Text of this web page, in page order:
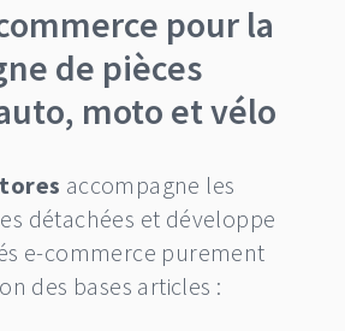
pour la
de pièces
moto et vélo
accompagne les
détachées et développe
e-commerce purement
des bases articles :